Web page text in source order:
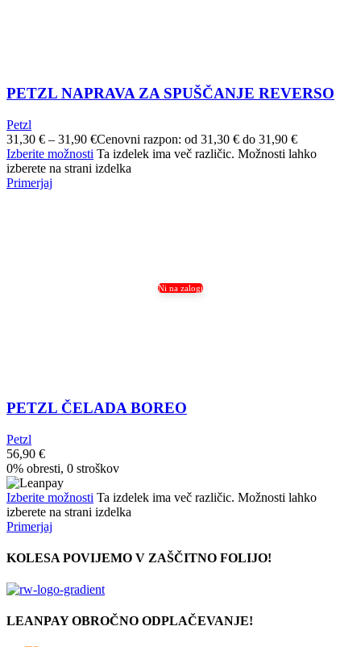
PETZL NAPRAVA ZA SPUŠČANJE REVERSO
Petzl
31,30 € – 31,90 €Cenovni razpon: od 31,30 € do 31,90 €
Izberite možnosti Ta izdelek ima več različic. Možnosti lahko
izberete na strani izdelka
Primerjaj
Ni na zalogi
PETZL ČELADA BOREO
Petzl
56,90 €
0% obresti, 0 stroškov
Izberite možnosti Ta izdelek ima več različic. Možnosti lahko
izberete na strani izdelka
Primerjaj
KOLESA POVIJEMO V ZAŠČITNO FOLIJO!
LEANPAY OBROČNO ODPLAČEVANJE!